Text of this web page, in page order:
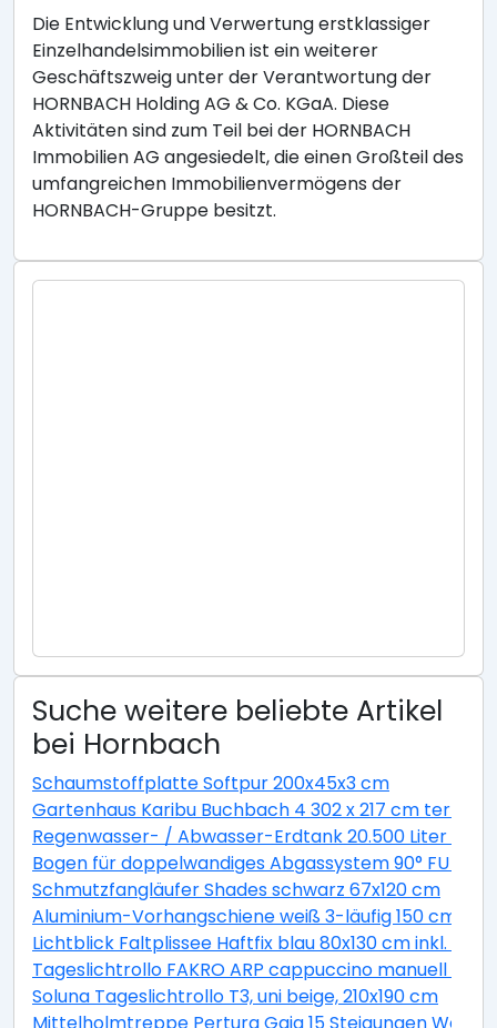
Die Entwicklung und Verwertung erstklassiger
Einzelhandelsimmobilien ist ein weiterer
Geschäftszweig unter der Verantwortung der
HORNBACH Holding AG & Co. KGaA. Diese
Aktivitäten sind zum Teil bei der HORNBACH
Immobilien AG angesiedelt, die einen Großteil des
umfangreichen Immobilienvermögens der
HORNBACH-Gruppe besitzt.
Suche weitere beliebte Artikel
bei Hornbach
Schaumstoffplatte Softpur 200x45x3 cm
Gartenhaus Karibu Buchbach 4 302 x 217 cm
Regenwasser- / Abwasser-Erdtank 20.500 Liter GVT
Bogen für doppelwandiges Abgassystem 90° FU
Schmutzfangläufer Shades schwarz 67x120 cm
Aluminium-Vorhangschiene weiß 3-läufig 150 cm
Lichtblick Faltplissee Haftfix blau 80x130 cm inkl.
Tageslichtrollo FAKRO ARP cappuccino manuell
Soluna Tageslichtrollo T3, uni beige, 210x190 cm